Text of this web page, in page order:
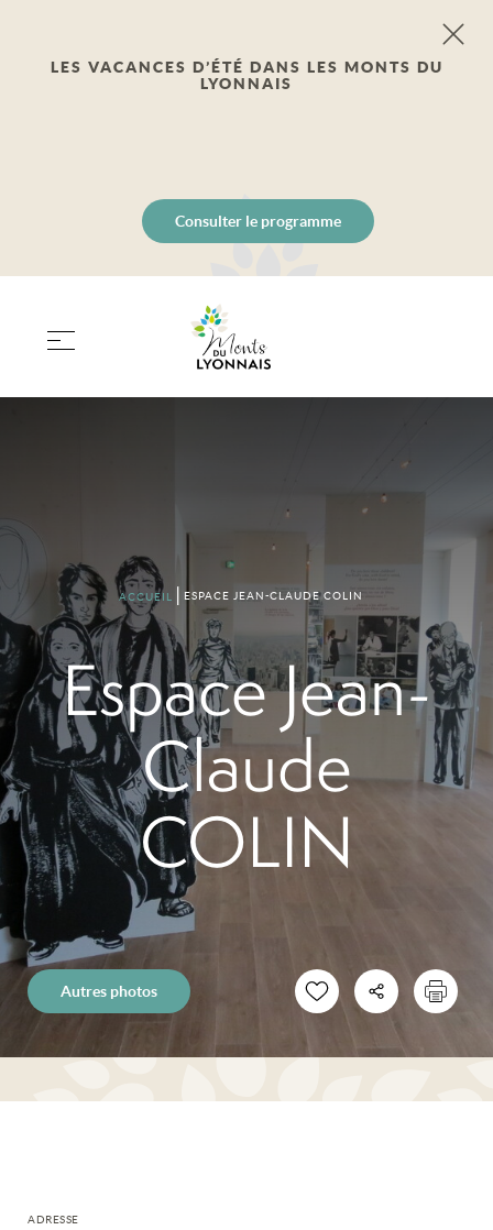
LES VACANCES D’ÉTÉ DANS LES MONTS DU
LYONNAIS
Consulter le programme
ACCUEIL ESPACE JEAN-CLAUDE COLIN
Espace Jean-
Claude
COLIN
Autres photos
ADRESSE